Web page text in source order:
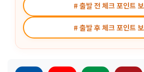
# 출발 전 체크 포인트
# 출발 후 체크 포인트